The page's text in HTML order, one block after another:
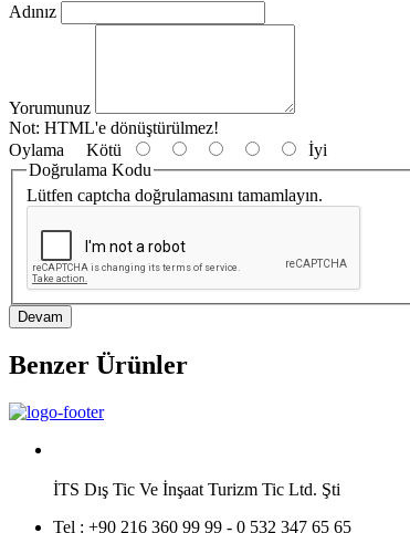
Adınız
Yorumunuz
Not: HTML'e dönüştürülmez!
Oylama Kötü
İyi
Doğrulama Kodu
Lütfen captcha doğrulamasını tamamlayın.
Devam
Benzer Ürünler
İTS Dış Tic Ve İnşaat Turizm Tic Ltd. Şti
Tel : +90 216 360 99 99 - 0 532 347 65 65